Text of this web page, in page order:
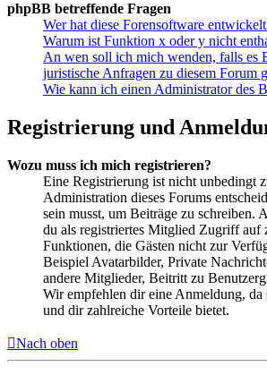
phpBB betreffende Fragen
Wer hat diese Forensoftware
Warum ist Funktion x oder y nicht
An wen soll ich mich wenden, falls es
juristische Anfragen zu diesem Forum
Wie kann ich einen Administrator des
Registrierung und
Wozu muss ich mich registrieren?
Eine Registrierung ist nicht unbedingt
Administration dieses Forums
sein musst, um Beiträge zu schreiben.
du als registriertes Mitglied Zugriff auf
Funktionen, die Gästen nicht zur
Beispiel Avatarbilder, Private
andere Mitglieder, Beitritt zu
Wir empfehlen dir eine Anmeldung, da
und dir zahlreiche Vorteile bietet.
Nach oben